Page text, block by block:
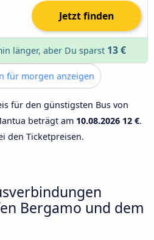
Jetzt finden
länger, aber Du sparst 13 €
für morgen anzeigen
für den günstigsten Bus von
beträgt am 10.08.2026 12 €.
den Ticketpreisen.
Bergamo und dem